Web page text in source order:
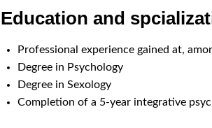
Education and
Professional experience gained at,
Degree in Psychology
Degree in Sexology
Completion of a 5-year integrative